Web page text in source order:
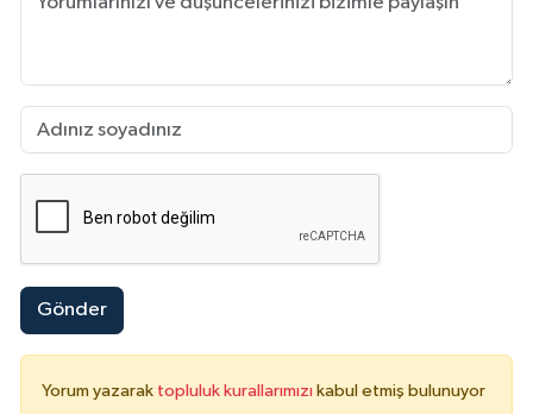
Gönder
Yorum yazarak topluluk kurallarımızı kabul etmiş bulunuyor